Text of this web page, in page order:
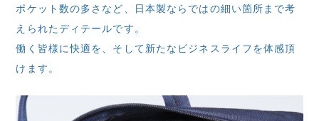
ポケット数の多さなど、日本製ならではの細い箇所まで考
えられたディテールです。
働く皆様に快適を、そして新たなビジネスライフを体感頂
けます。